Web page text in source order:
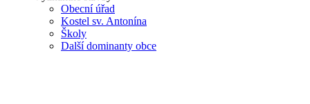
Obecní úřad
Kostel sv. Antonína
Školy
Další dominanty obce